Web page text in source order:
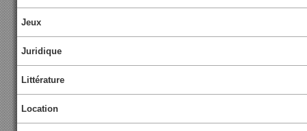
Jeux
Juridique
Littérature
Location